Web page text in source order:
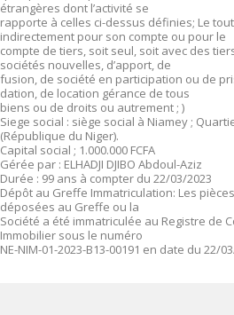
étrangères dont l’activité se
rapporte à celles ci-dessus définies; Le
indirectement pour son compte ou pour le
compte de tiers, soit seul, soit avec des
sociétés nouvelles, d’apport, de
fusion, de société en participation ou de
dation, de location gérance de tous
biens ou de droits ou autrement ; )
Siege social : siège social à Niamey ;
(République du Niger).
Capital social ; 1.000.000 FCFA
Gérée par : ELHADJI DJIBO Abdoul-Aziz
Durée : 99 ans à compter du 22/03/2023
Dépôt au Greffe Immatriculation: Les
déposées au Greffe ou la
Société a été immatriculée au Registre de
Immobilier sous le numéro
NE-NIM-01-2023-B13-00191 en date du 22/